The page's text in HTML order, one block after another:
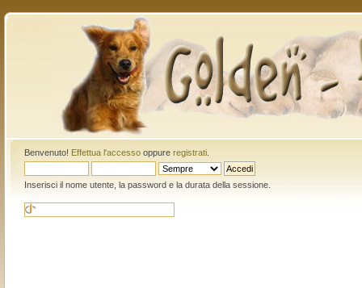
Benvenuto! Effettua l'accessooppure registrati.
Inserisci il nome utente, la password e la durata della sessione.